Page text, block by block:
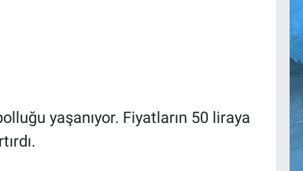
yaşanıyor. Fiyatların 50 liraya